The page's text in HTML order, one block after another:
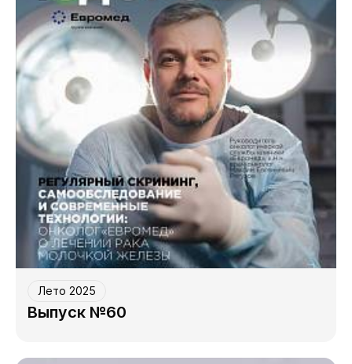
Лето 2025
Выпуск №60